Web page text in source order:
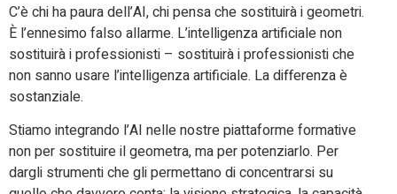
C’è chi ha paura dell’AI, chi pensa che sostituirà i geometri.
È l’ennesimo falso allarme. L’intelligenza artificiale non
sostituirà i professionisti – sostituirà i professionisti che
non sanno usare l’intelligenza artificiale. La differenza è
sostanziale.
Stiamo integrando l’AI nelle nostre piattaforme formative
non per sostituire il geometra, ma per potenziarlo. Per
dargli strumenti che gli permettano di concentrarsi su